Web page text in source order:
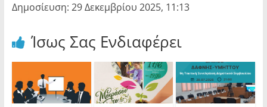
Δημοσίευση: 29 Δεκεμβρίου 2025, 11:13
Ίσως Σας Ενδιαφέρει